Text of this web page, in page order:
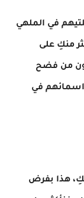
في الملهي
منكِ على
من فضح
اسمائهم في
هذا بفرض